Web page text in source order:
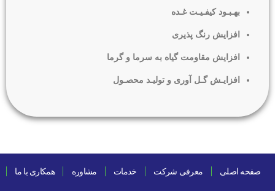
بهـبـود کیفـیـت غـده
افزایش رنگ پذیری
افزایش مقاومت گیاه به سرما و گرما
افزایـش گـل آوری و تولیـد محصـول
صفحه اصلی معرفی شرکت خدمات مشاوره همکاری با ما